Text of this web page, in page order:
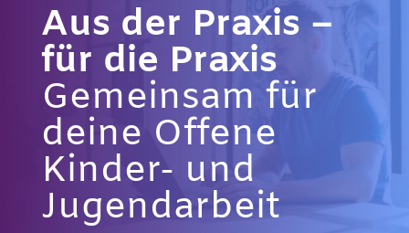
Aus der Praxis –
für die Praxis
Gemeinsam für
deine Offene
Kinder- und
Jugendarbeit